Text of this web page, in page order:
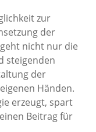
zur
der
nicht nur die
steigenden
der
Händen.
erzeugt, spart
Beitrag für